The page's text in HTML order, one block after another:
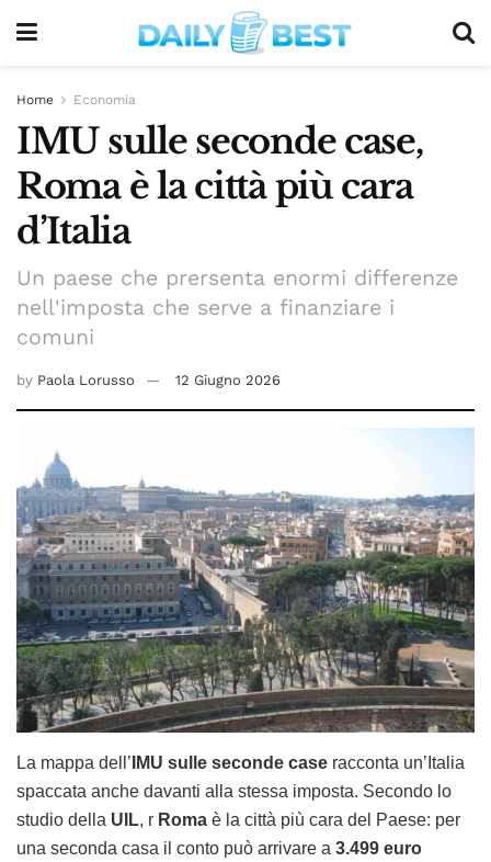
Home Economia
IMU sulle seconde case,
Roma è la città più cara
d’Italia
Un paese che prersenta enormi differenze
nell'imposta che serve a finanziare i
comuni
by Paola Lorusso 12 Giugno 2026
La mappa dell’ IMU sulle seconde case racconta un’Italia
spaccata anche davanti alla stessa imposta. Secondo lo
studio della UIL, r Roma è la città più cara del Paese: per
una seconda casa il conto può arrivare a 3.499 euro